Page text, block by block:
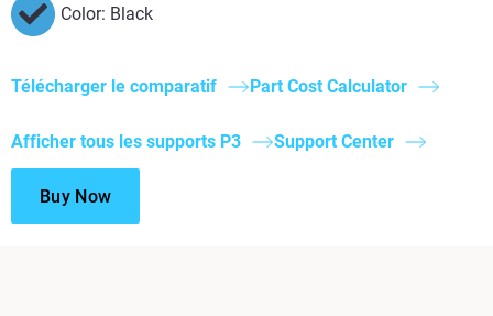
Color: Black
Télécharger le comparatif Part Cost Calculator
Afficher tous les supports P3 Support Center
Buy Now